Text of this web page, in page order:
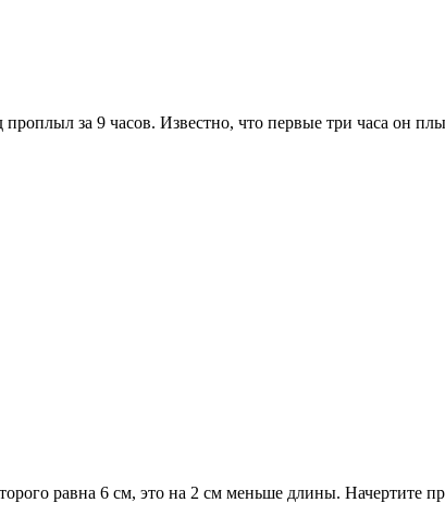
за 9 часов. Известно, что первые три часа он
равна 6 см, это на 2 см меньше длины. Начертите